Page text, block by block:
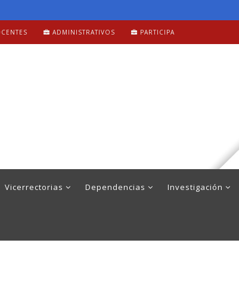
ADMINISTRATIVOS PARTICIPA
Vicerrectorias Dependencias Investigación